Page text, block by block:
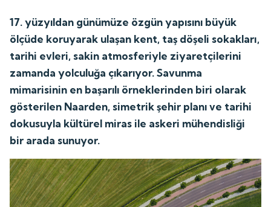
17. yüzyıldan günümüze özgün yapısını büyük
ölçüde koruyarak ulaşan kent, taş döşeli sokakları,
tarihi evleri, sakin atmosferiyle ziyaretçilerini
zamanda yolculuğa çıkarıyor. Savunma
mimarisinin en başarılı örneklerinden biri olarak
gösterilen Naarden, simetrik şehir planı ve tarihi
dokusuyla kültürel miras ile askeri mühendisliği
bir arada sunuyor.